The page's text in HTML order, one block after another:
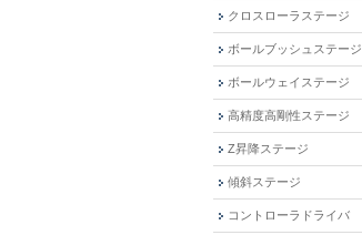
クロスローラステージ
ボールブッシュステージ
ボールウェイステージ
高精度高剛性ステージ
Z昇降ステージ
傾斜ステージ
コントローラドライバ